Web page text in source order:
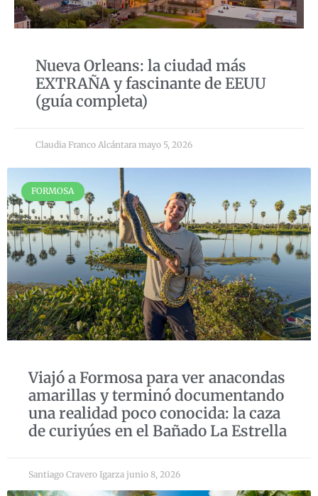
Nueva Orleans: la ciudad más
EXTRAÑA y fascinante de EEUU
(guía completa)
Claudia Franco Alcántara mayo 5, 2026
FORMOSA
Viajó a Formosa para ver anacondas
amarillas y terminó documentando
una realidad poco conocida: la caza
de curiyúes en el Bañado La Estrella
Santiago Cravero Igarza junio 8, 2026